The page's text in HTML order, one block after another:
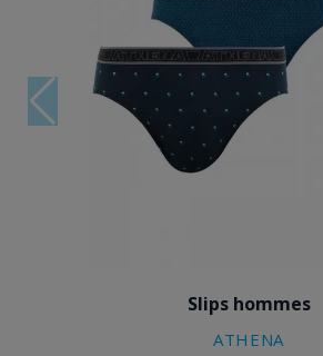
Slips hommes
ATHENA